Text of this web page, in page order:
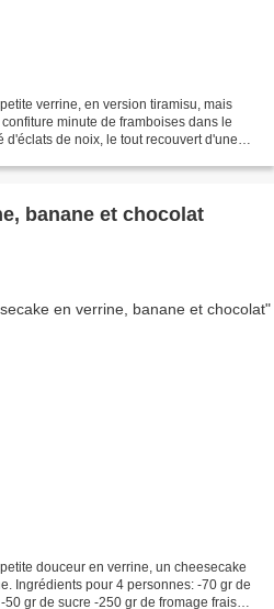
verrine, en version tiramisu, mais
minute de framboises dans le
de noix, le tout recouvert d'une
banane et chocolat
douceur en verrine, un cheesecake
Ingrédients pour 4 personnes: -70 gr de
gr de sucre -250 gr de fromage frais